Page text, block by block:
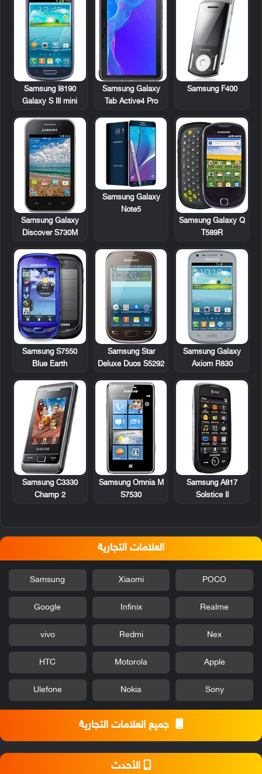
Samsung F400
Samsung Galaxy
Tab Active4 Pro
Samsung I8190
Galaxy S III mini
Samsung Galaxy Q
T589R
Samsung Galaxy
Note5
Samsung Galaxy
Discover S730M
Samsung Galaxy
Axiom R830
Samsung Star
Deluxe Duos S5292
Samsung S7550
Blue Earth
Samsung A817
Solstice II
Samsung Omnia M
S7530
Samsung C3330
Champ 2
العلامات التجارية
POCO
Xiaomi
Samsung
Realme
Infinix
Google
Nex
Redmi
vivo
Apple
Motorola
HTC
Sony
Nokia
Ulefone
جميع العلامات التجارية
الأحدث